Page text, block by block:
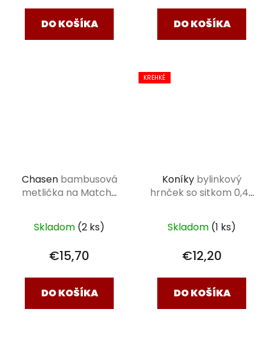
DO KOŠÍKA DO KOŠÍKA
Chasen bambusová
metlička na Matcha
Skladom (2 ks)
€15,70
DO KOŠÍKA
KREHKÉ
Koníky bylinkový
hrnček so sitkom 0,42
Skladom (1 ks)
€12,20
DO KOŠÍKA